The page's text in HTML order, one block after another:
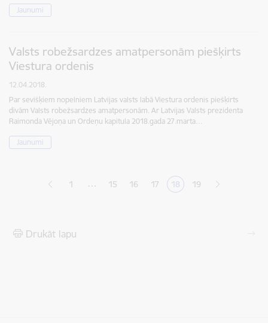
Jaunumi
Valsts robežsardzes amatpersonām piešķirts
Viestura ordenis
12.04.2018.
Par sevišķiem nopelniem Latvijas valsts labā Viestura ordenis piešķirts
divām Valsts robežsardzes amatpersonām. Ar Latvijas Valsts prezidenta
Raimonda Vējoņa un Ordeņu kapitula 2018.gada 27.marta…
Jaunumi
1 … Lapa
15 Lapa
16 Lapa
17 Pašreizējā lapa
18 Lapa
19
Drukāt lapu